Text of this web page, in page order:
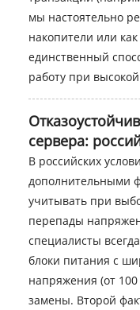
мы настоятельно
накопители или
единственный
работу при высокой
сервера:
В российских
дополнительными
учитывать при
перепады
специалисты
блоки питания с
напряжения (от
замены. Второй